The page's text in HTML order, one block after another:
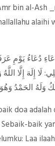
bin al-Ash
alaihi
لَا إِلَهَ إِلَّا
doa adalah
baik
Laa